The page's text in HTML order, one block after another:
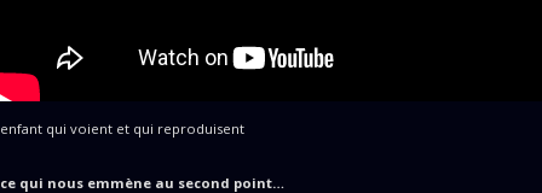
enfant qui voient et qui reproduisent
ce qui nous emmène au second point…